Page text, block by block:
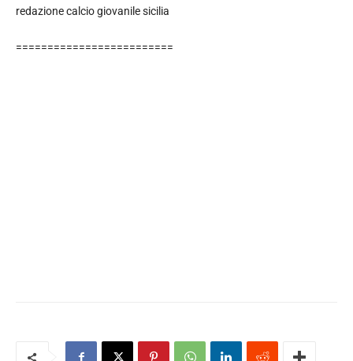
redazione calcio giovanile sicilia
=========================